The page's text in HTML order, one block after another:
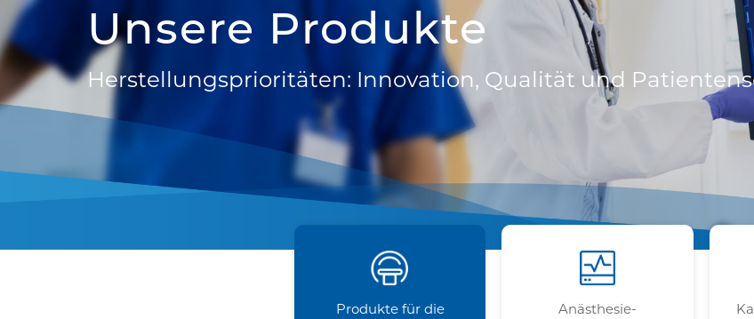
Unsere Produkte
Herstellungsprioritäten: Innovation, Qualität und
Produkte für die
Anästhesie-